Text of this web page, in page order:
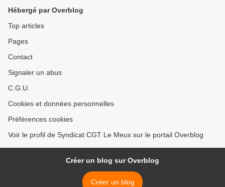
Hébergé par Overblog
Top articles
Pages
Contact
Signaler un abus
C.G.U.
Cookies et données personnelles
Préférences cookies
Voir le profil de Syndicat CGT Le Meux sur le portail Overblog
Créer un blog sur Overblog
Créer un blog